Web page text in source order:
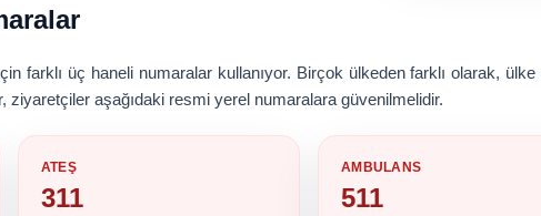
farklı üç haneli numaralar kullanıyor. Birçok ülkeden farklı olarak,
ziyaretçiler aşağıdaki resmi yerel numaralara güvenilmelidir.
ATEŞ
311
AMBULANS
511